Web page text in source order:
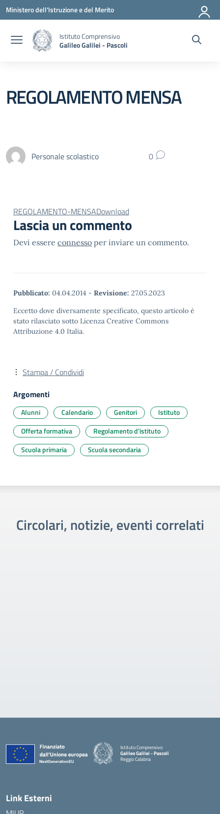
Vai ai contenuti
Vai al menu di navigazione
Vai al footer
Ministero dell'Istruzione e del Merito
Istituto Comprensivo
Galileo Galilei - Pascoli
REGOLAMENTO MENSA
Personale scolastico 0
REGOLAMENTO-MENSADownload
Lascia un commento
Devi essere connesso per inviare un commento.
Pubblicato: 04.04.2014 - Revisione: 27.05.2023
Eccetto dove diversamente specificato, questo articolo è
stato rilasciato sotto Licenza Creative Commons
Attribuzione 4.0 Italia.
Stampa / Condividi
Argomenti
Alunni Calendario Genitori
Istituto
Offerta formativa
Regolamento d'istituto
Scuola primaria
Scuola secondaria
Circolari, notizie, eventi correlati
Istituto Comprensivo
Galileo Galilei - Pascoli
Reggio Calabria
Link Esterni